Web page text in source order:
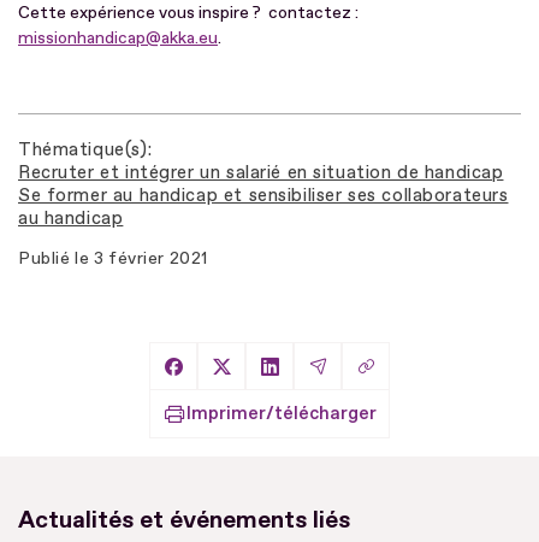
Cette expérience vous inspire ? contactez :
missionhandicap@akka.eu.
Thématique(s)
Recruter et intégrer un salarié en situation de handicap
Se former au handicap et sensibiliser ses collaborateurs
au handicap
Publié le 3 février 2021
Partager sur Facebook
Partager sur X
Partager sur LinkedIn
Partager par Email
Copier le lien
Imprimer/télécharger
Actualités et événements liés